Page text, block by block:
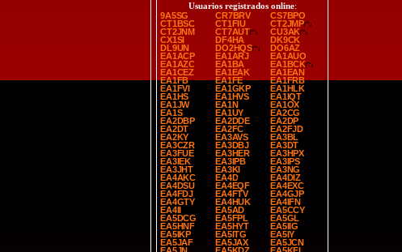
Usuarios registrados online:
9A5SG
CR7BRV
CS7BPO
CT1BSC
CT1FIU
CT2JMP
CT2JNM
CT7AUT
CU3AK
CX1SI
DF4HA
DK9CK
DL9UN
DO2HQS
DO6AZ
EA1ACP
EA1ARJ
EA1AUO
EA1AZC
EA1BA
EA1BCK
EA1CEZ
EA1EAK
EA1EAN
EA1FB
EA1FE
EA1FRB
EA1FVI
EA1GKP
EA1HLK
EA1HS
EA1HVS
EA1IQT
EA1JW
EA1N
EA1OX
EA1S
EA1UY
EA2CG
EA2DBP
EA2DDE
EA2DP
EA2DT
EA2FC
EA2FJD
EA2KY
EA3AVS
EA3BL
EA3CZR
EA3DBJ
EA3DT
EA3FUE
EA3HER
EA3HPX
EA3IEK
EA3IPB
EA3IPS
EA3JHT
EA3KI
EA3NG
EA4AKC
EA4D
EA4DIZ
EA4DSU
EA4EQF
EA4EXC
EA4FDJ
EA4FTV
EA4GJP
EA4GTY
EA4HUK
EA4IFN
EA4II
EA5AD
EA5CCY
EA5DCG
EA5FPL
EA5GL
EA5HNF
EA5HYT
EA5IIG
EA5IKP
EA5ITG
EA5IY
EA5JAF
EA5JAX
EA5JCN